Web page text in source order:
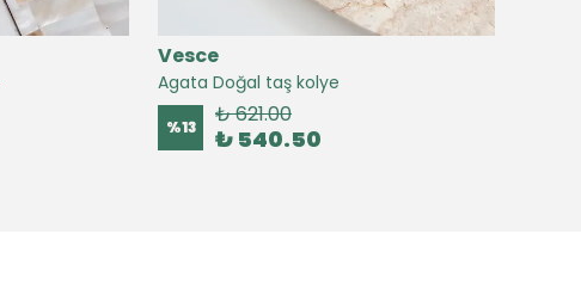
Vesce
Agata Doğal taş kolye
%13 ₺ 621.00
₺ 540.50